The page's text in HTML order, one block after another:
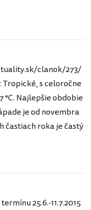
clanok/273/
s celoročne
Najlepšie obdobie
je od novembra
častiach roka je častý
25.6.-11.7.2015